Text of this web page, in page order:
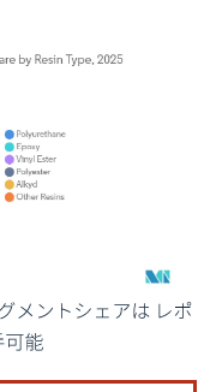
の表示が必要です。